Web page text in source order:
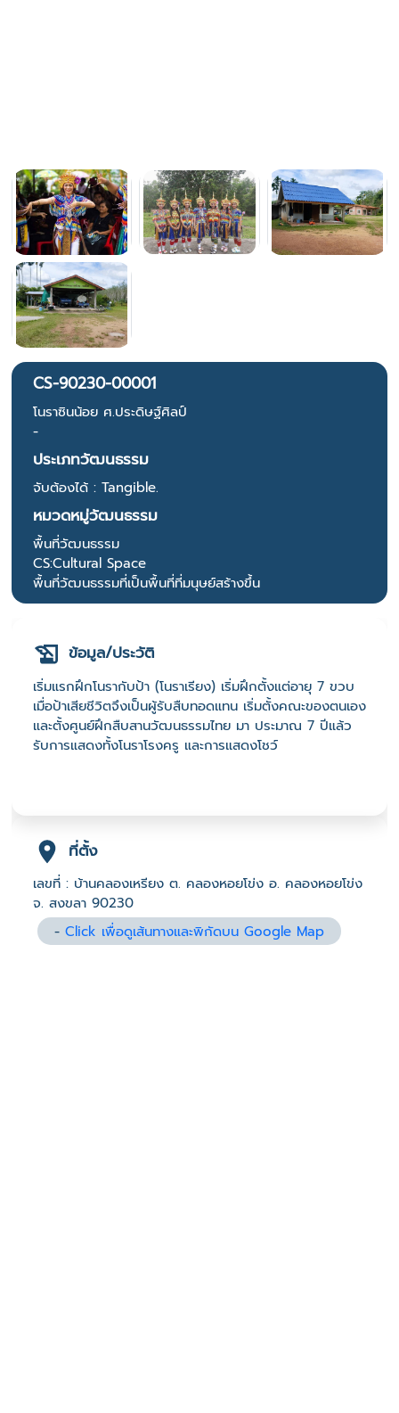
CS-90230-00001
โนราซินน้อย ศ.ประดิษฐ์ศิลป์
-
ประเภทวัฒนธรรม
จับต้องได้ : Tangible.
หมวดหมู่วัฒนธรรม
พื้นที่วัฒนธรรม
CS:Cultural Space
พื้นที่วัฒนธรรมที่เป็นพื้นที่ที่มนุษย์สร้างขึ้น
ข้อมูล/ประวัติ
เริ่มแรกฝึกโนรากับป้า (โนราเรียง) เริ่มฝึกตั้งแต่อายุ 7 ขวบ
เมื่อป้าเสียชีวิตจึงเป็นผู้รับสืบทอดแทน เริ่มตั้งคณะของตนเอง
และตั้งศูนย์ฝึกสืบสานวัฒนธรรมไทย มา ประมาณ 7 ปีแล้ว
รับการแสดงทั้งโนราโรงครู และการแสดงโชว์
ที่ตั้ง
เลขที่ : บ้านคลองเหรียง ต. คลองหอยโข่ง อ. คลองหอยโข่ง
จ. สงขลา 90230
-Click เพื่อดูเส้นทางและพิกัดบน Google Map